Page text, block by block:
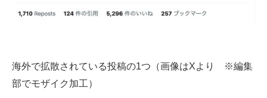
海外で拡散されている投稿の1つ（画像はXより ※編集
部でモザイク加工）